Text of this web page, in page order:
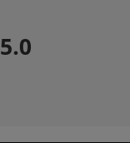
5.0